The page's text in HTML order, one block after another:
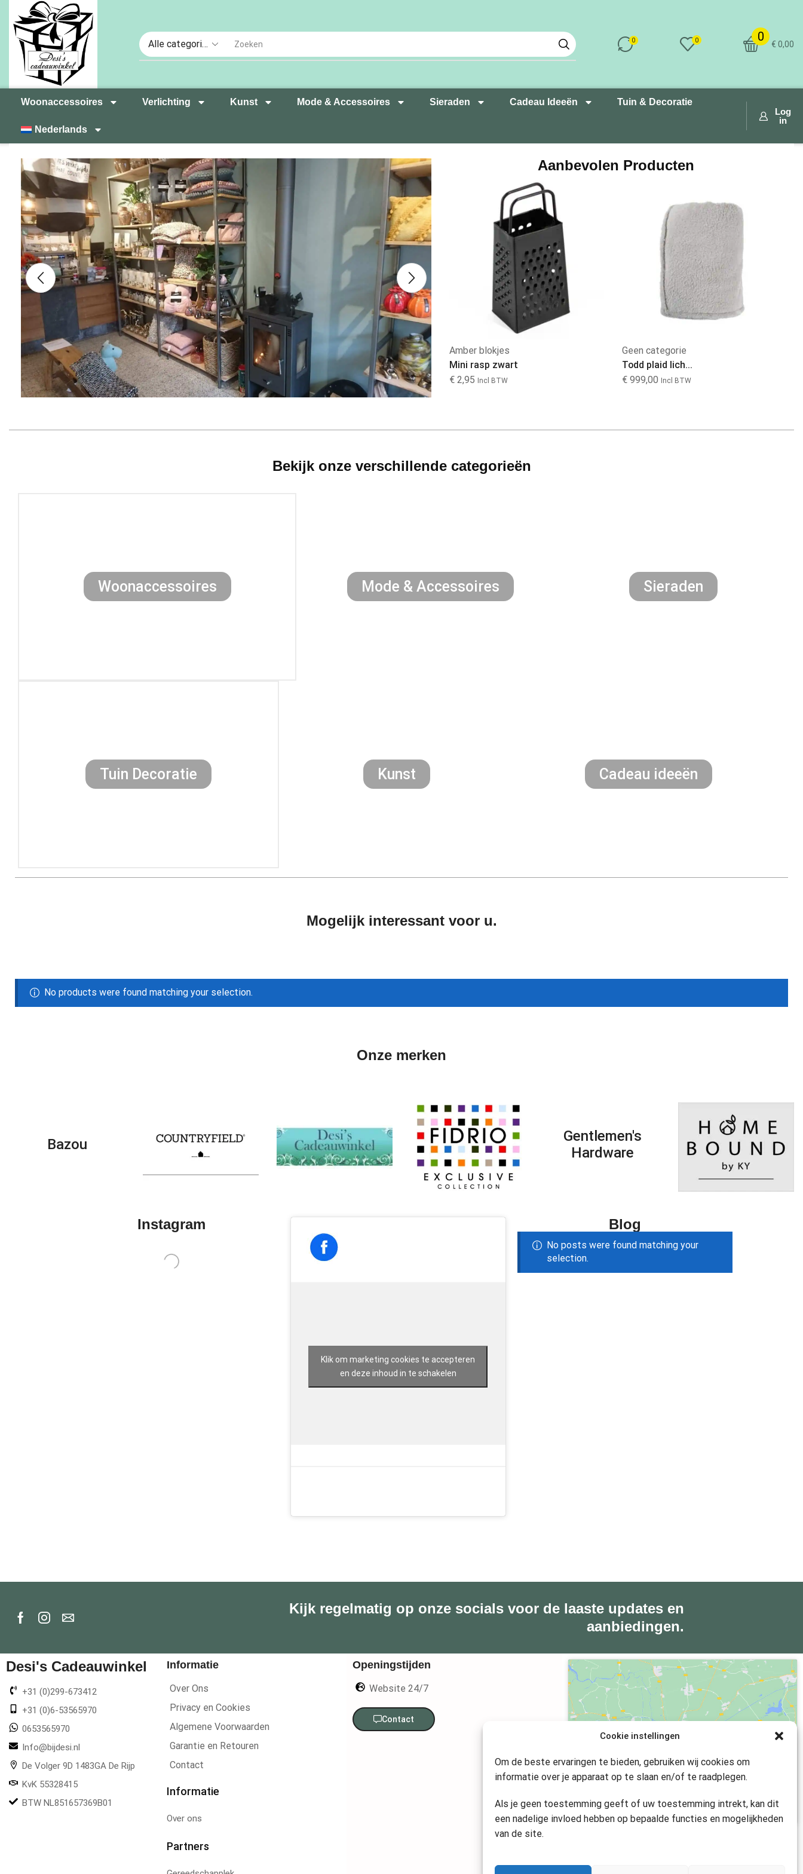
Cookie instellingen
Om de beste ervaringen te bieden, gebruiken wij cookies om
informatie over je apparaat op te slaan en/of te raadplegen.
Als je geen toestemming geeft of uw toestemming intrekt, kan dit
een nadelige invloed hebben op bepaalde functies en mogelijkheden
van de site.
0 0 0
€0,00
Log
in
Woonaccessoires Verlichting Kunst Mode & Accessoires Sieraden Cadeau Ideeën Tuin & Decoratie
Nederlands
Desi's Cadeauwinkel
Aanbevolen Producten
Glazen Dieren
Glasdier Eend
€14,95 Incl BTW
Wandbord
Wandbord Merced...
€
12,99 Incl BTW
Amber blokjes
Mini rasp zwart
€ 2,95 Incl BTW
Geen categorie
Todd plaid lich...
€999,00 Incl BTW
Bekijk onze verschillende categorieën
Woonaccessoires Mode & Accessoires Sieraden
Tuin Decoratie Kunst Cadeau ideeën
Mogelijk interessant voor u.
No products were found matching your selection.
Onze merken
Bazou
Gentlemen's
Hardware
Instagram
Klik om marketing cookies te accepteren
en deze inhoud in te schakelen
Blog
No posts were found matching your
selection.
Kijk regelmatig op onze socials voor de laaste updates en
aanbiedingen.
Desi's Cadeauwinkel
+31 (0)299-673412
+31 (0)6-53565970
0653565970
Info@bijdesi.nl
De Volger 9D 1483GA De Rijp
KvK 55328415
BTW NL851657369B01
Informatie
Over Ons
Privacy en Cookies
Algemene Voorwaarden
Garantie en Retouren
Contact
Informatie
Over ons
Partners
Openingstijden
Website 24/7
Contact
Klik om marketing cookies te accepteren